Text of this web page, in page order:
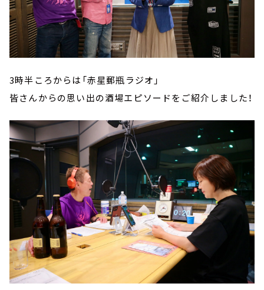
3時半ころからは「赤星郵瓶ラジオ」
皆さんからの思い出の酒場エピソードをご紹介しました！